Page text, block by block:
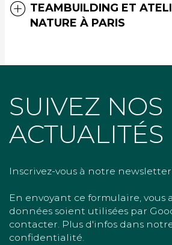
TEAMBUILDING ET
NATURE À PARIS
SUIVEZ NOS
ACTUALITÉS
Inscrivez-vous à notre
En envoyant ce formulaire, vous
données soient utilisées par
contacter. Plus d'infos dans
confidentialité.